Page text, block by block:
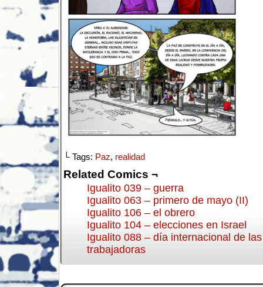
└ Tags: Paz, realidad
Related Comics ¬
Igualito 039 – guerra
Igualito 063 – primero de mayo (II)
Igualito 106 – el obrero
Igualito 104 – elecciones en Israel
Igualito 088 – día internacional de
trabajadoras